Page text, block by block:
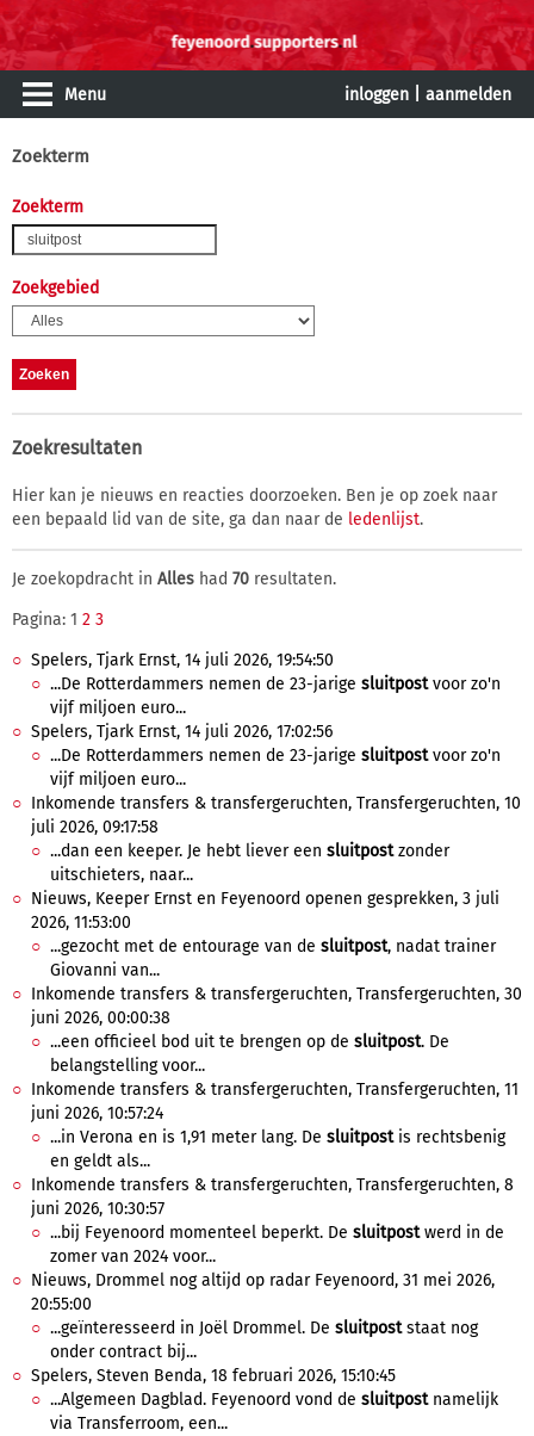
Menu inloggen aanmelden
Zoekterm
Zoekterm
Zoekgebied
Zoekresultaten
Hier kan je nieuws en reacties doorzoeken. Ben je op zoek naar
een bepaald lid van de site, ga dan naar de ledenlijst.
Je zoekopdracht in Alles had 70 resultaten.
Pagina: 1 2 3
Spelers, Tjark Ernst, 14 juli 2026, 19:54:50
...De Rotterdammers nemen de 23-jarige sluitpostvoor zo'n
vijf miljoen euro...
Spelers, Tjark Ernst, 14 juli 2026, 17:02:56
...De Rotterdammers nemen de 23-jarige sluitpostvoor zo'n
vijf miljoen euro...
Inkomende transfers & transfergeruchten, Transfergeruchten, 10
juli 2026, 09:17:58
...dan een keeper. Je hebt liever een sluitpostzonder
uitschieters, naar...
Nieuws, Keeper Ernst en Feyenoord openen gesprekken, 3 juli
2026, 11:53:00
...gezocht met de entourage van de sluitpost, nadat trainer
Giovanni van...
Inkomende transfers & transfergeruchten, Transfergeruchten, 30
juni 2026, 00:00:38
...een officieel bod uit te brengen op de sluitpost. De
belangstelling voor...
Inkomende transfers & transfergeruchten, Transfergeruchten, 11
juni 2026, 10:57:24
...in Verona en is 1,91 meter lang. De sluitpostis rechtsbenig
en geldt als...
Inkomende transfers & transfergeruchten, Transfergeruchten, 8
juni 2026, 10:30:57
...bij Feyenoord momenteel beperkt. De sluitpostwerd in de
zomer van 2024 voor...
Nieuws, Drommel nog altijd op radar Feyenoord, 31 mei 2026,
20:55:00
...geïnteresseerd in Joël Drommel. De sluitpoststaat nog
onder contract bij...
Spelers, Steven Benda, 18 februari 2026, 15:10:45
...Algemeen Dagblad. Feyenoord vond de sluitpostnamelijk
via Transferroom, een...